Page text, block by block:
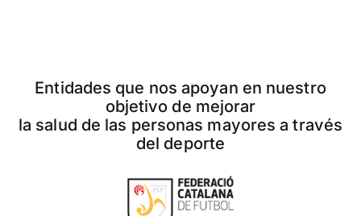
Entidades que nos apoyan en nuestro
objetivo de mejorar
la salud de las personas mayores a través
del deporte